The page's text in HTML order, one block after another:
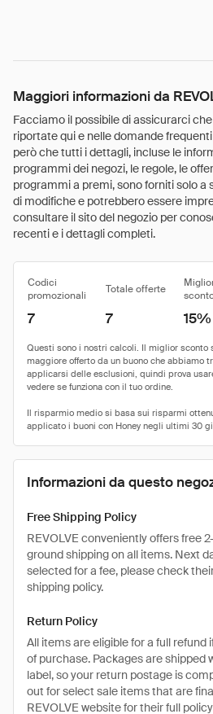
Maggiori informazioni da
Facciamo il possibile di assicurarci
riportate qui e nelle domande
però che tutti i dettagli, incluse le
programmi dei negozi, le regole, le
programmi a premi, sono forniti solo a
di modifiche e potrebbero essere
consultare il sito del negozio per
recenti e i dettagli completi.
Codici
promozionali
Totale offerte
7 7 15%
Informazioni da questo
Free Shipping Policy
REVOLVE conveniently offers free
ground shipping on all items. Next
selected for a fee, please check
shipping policy.
Return Policy
All items are eligible for a full refund
of purchase. Packages are shipped
label, so your return postage is
out for select sale items that are
REVOLVE website for their full